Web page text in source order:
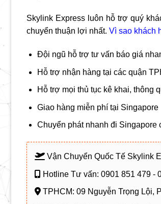
Skylink Express luôn hỗ trợ quý
chuyển thuận lợi nhất. Vì sao khách
Đội ngũ hỗ trợ tư vấn báo giá
Hỗ trợ nhận hàng tại các quận
Hỗ trợ mọi thủ tục kê khai, thông
Giao hàng miễn phí tại Singapore
Chuyển phát nhanh đi Singapore
Vận Chuyển Quốc Tế Skylink
Hotline Tư vấn: 0901 851 479 -
TPHCM: 09 Nguyễn Trọng Lội,